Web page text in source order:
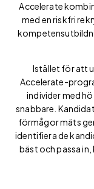
Accelerate
med en riskfri
Istället för att
Accelerate-
individer med
snabbare.
förmågor mäts
identifiera de
bäst och passa